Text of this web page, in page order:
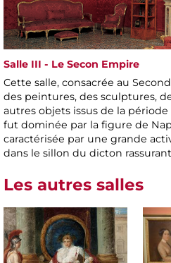
Salle III - Le Secon Empire
Cette salle, consacrée au
des peintures, des sculptures,
autres objets issus de la
fut dominée par la figure de
caractérisée par une grande
dans le sillon du dicton rassurant
Les autres salles